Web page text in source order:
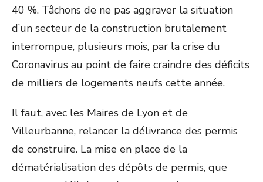
40 %. Tâchons de ne pas aggraver la situation
d’un secteur de la construction brutalement
interrompue, plusieurs mois, par la crise du
Coronavirus au point de faire craindre des déficits
de milliers de logements neufs cette année.
Il faut, avec les Maires de Lyon et de
Villeurbanne, relancer la délivrance des permis
de construire. La mise en place de la
dématérialisation des dépôts de permis, que